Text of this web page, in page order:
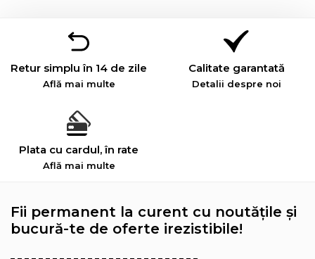
Retur simplu în 14 de zile
Află mai multe
Calitate garantată
Detalii despre noi
Plata cu cardul, în rate
Află mai multe
Fii permanent la curent cu noutățile și
bucură-te de oferte irezistibile!